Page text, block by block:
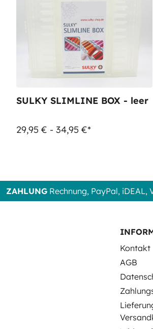
SULKY SLIMLINE BOX - leer
29,95 € - 34,95 €*
ZAHLUNG Rechnung, PayPal,
Kontakt
AGB